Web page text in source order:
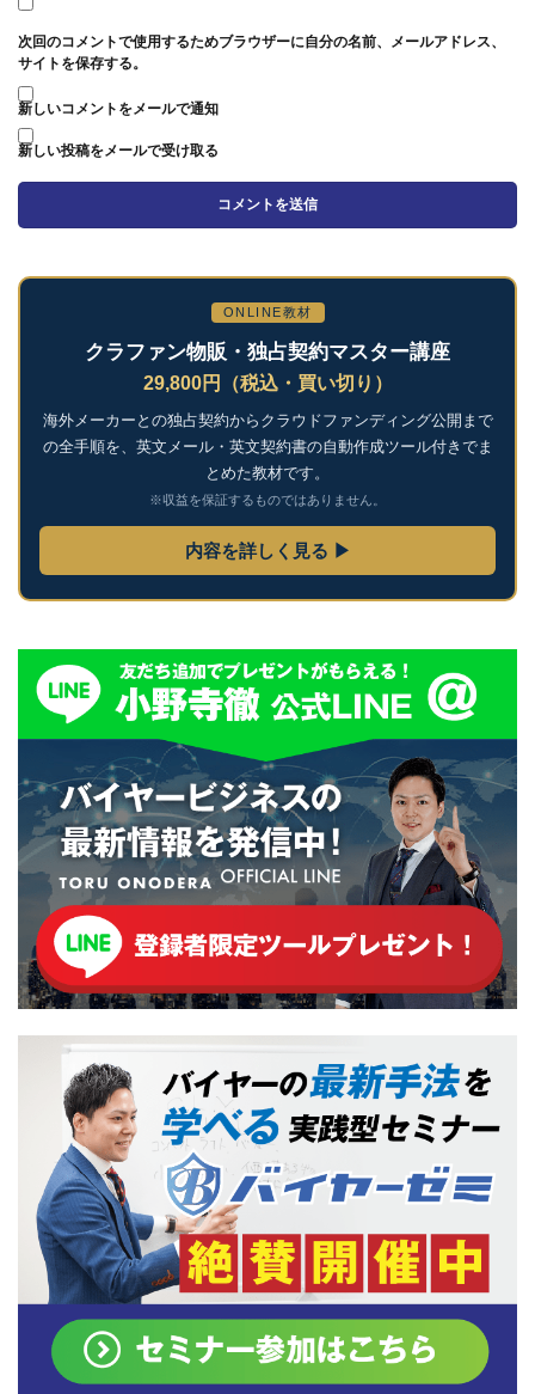
次回のコメントで使用するためブラウザーに自分の名前、メールアドレス、
サイトを保存する。
新しいコメントをメールで通知
新しい投稿をメールで受け取る
ONLINE教材
クラファン物販・独占契約マスター講座
29,800円（税込・買い切り）
海外メーカーとの独占契約からクラウドファンディング公開まで
の全手順を、英文メール・英文契約書の自動作成ツール付きでま
とめた教材です。
※収益を保証するものではありません。
内容を詳しく見る ▶